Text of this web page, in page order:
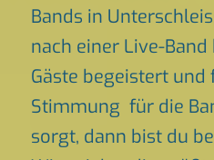
Bands in
nach einer Live-
Gäste begeistert
Stimmung für die
sorgt, dann bist du